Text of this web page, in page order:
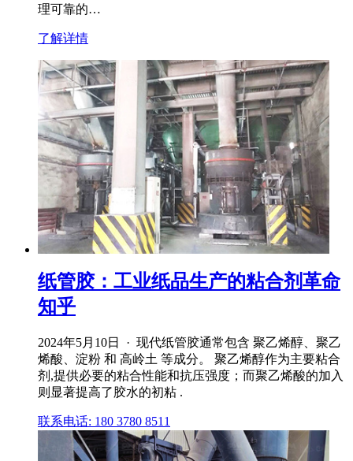
理可靠的…
了解详情
纸管胶：工业纸品生产的粘合剂革命
知乎
2024年5月10日 · 现代纸管胶通常包含 聚乙烯醇、聚乙
烯酸、淀粉 和 高岭土 等成分。 聚乙烯醇作为主要粘合
剂,提供必要的粘合性能和抗压强度；而聚乙烯酸的加入
则显著提高了胶水的初粘 .
联系电话: 180 3780 8511